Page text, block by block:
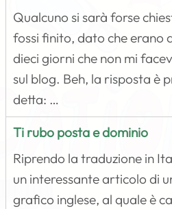
Qualcuno si sarà forse
fossi finito, dato che erano
dieci giorni che non mi
sul blog. Beh, la risposta è
detta: …
Ti rubo posta e dominio
Riprendo la traduzione in
un interessante articolo di
grafico inglese, al quale è